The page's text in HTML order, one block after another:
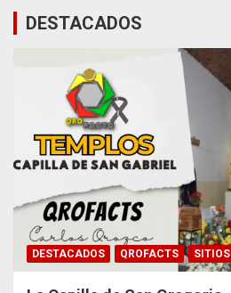
DESTACADOS
DESTACADOS QROFACTS SITIOS